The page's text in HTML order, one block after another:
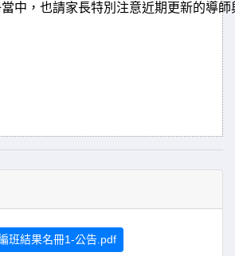
中，也請家長特別注意近期更新的導
班結果名冊1-公告.pdf